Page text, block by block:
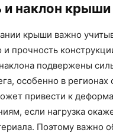
и наклон крыши
крыши важно
и прочность
подвержены
особенно в
привести к
если нагрузка
Поэтому важно